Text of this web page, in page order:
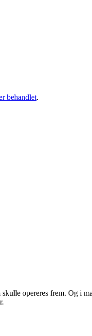
behandlet.
opereres frem. Og i